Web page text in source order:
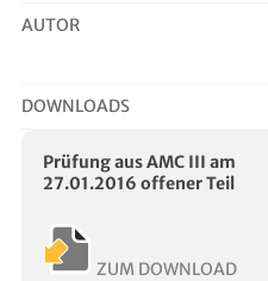
AUTOR
DOWNLOADS
Prüfung aus AMC III am
27.01.2016 offener Teil
ZUM DOWNLOAD